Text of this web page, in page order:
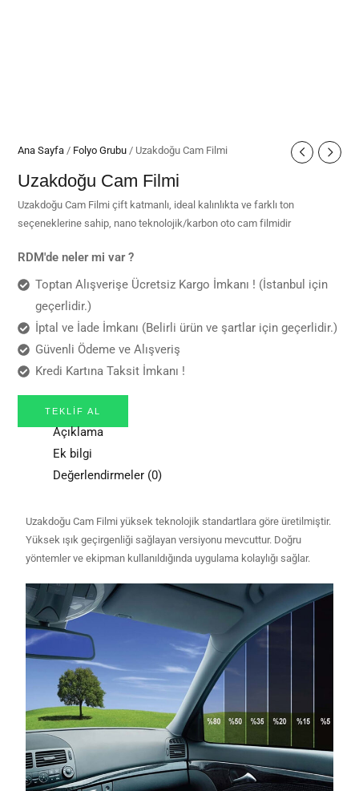
Ana Sayfa / Folyo Grubu / Uzakdoğu Cam Filmi
Uzakdoğu Cam Filmi
Uzakdoğu Cam Filmi çift katmanlı, ideal kalınlıkta ve farklı ton
seçeneklerine sahip, nano teknolojik/karbon oto cam filmidir
RDM'de neler mi var ?
Toptan Alışverişe Ücretsiz Kargo İmkanı ! (İstanbul için
geçerlidir.)
İptal ve İade İmkanı (Belirli ürün ve şartlar için geçerlidir.)
Güvenli Ödeme ve Alışveriş
Kredi Kartına Taksit İmkanı !
TEKLIF AL
Açıklama
Ek bilgi
Değerlendirmeler (0)
Uzakdoğu Cam Filmi yüksek teknolojik standartlara göre üretilmiştir.
Yüksek ışık geçirgenliği sağlayan versiyonu mevcuttur. Doğru
yöntemler ve ekipman kullanıldığında uygulama kolaylığı sağlar.